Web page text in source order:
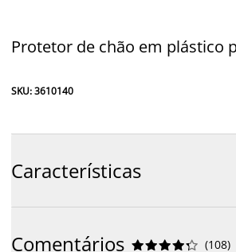
Protetor de chão em plástico
SKU: 3610140
Características
Comentários 




 (108)